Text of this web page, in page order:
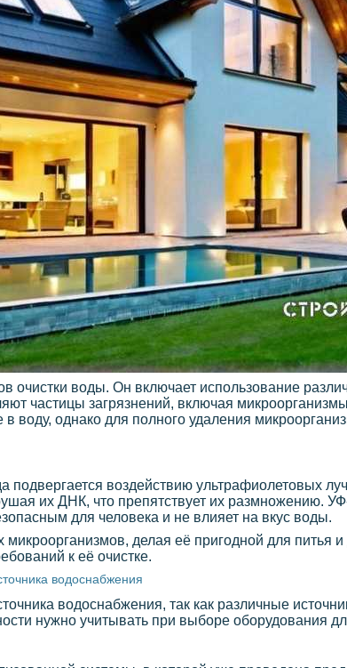
очистки воды. Он включает использование
частицы загрязнений, включая
воду, однако для полного удаления
подвергается воздействию ультрафиолетовых
их ДНК, что препятствует их размножению.
для человека и не влияет на вкус воды.
делая её пригодной для питья
к её очистке.
водоснабжения
водоснабжения, так как различные
нужно учитывать при выборе оборудования